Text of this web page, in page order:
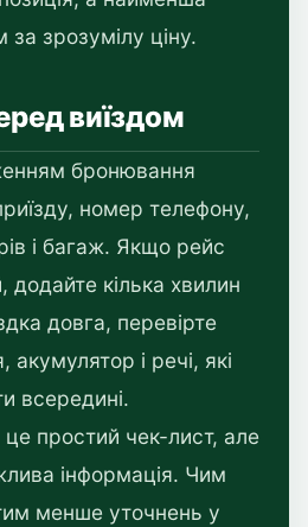
за зрозумілу ціну.
виїздом
бронювання
номер телефону,
і багаж. Якщо рейс
додайте кілька хвилин
довга, перевірте
акумулятор і речі, які
всередині.
простий чек-лист, але
інформація. Чим
менше уточнень у